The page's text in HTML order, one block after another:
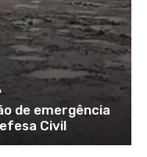
de emergência
Civil